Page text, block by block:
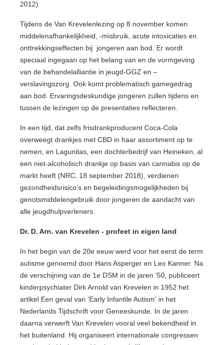
2012)
Tijdens de Van Krevelenlezing op 8 november komen
middelenafhankelijkheid, -misbruik, acute intoxicaties en
onttrekkingseffecten bij jongeren aan bod. Er wordt
speciaal ingegaan op het belang van en de vormgeving
van de behandelalliantie in jeugd-GGZ en –
verslavingszorg. Ook komt problematisch gamegedrag
aan bod. Ervaringsdeskundige jongeren zullen tijdens en
tussen de lezingen op de presentaties reflecteren.
In een tijd, dat zelfs frisdrankproducent Coca-Cola
overweegt drankjes met CBD in haar assortiment op te
nemen, en Lagunitas, een dochterbedrijf van Heineken, al
een niet-alcoholisch drankje op basis van cannabis op de
markt heeft (NRC, 18 september 2018), verdienen
gezondheidsrisico’s en begeleidingsmogelijkheden bij
genotsmiddelengebruik door jongeren de aandacht van
alle jeugdhulpverleners.
Dr. D. Arn. van Krevelen - profeet in eigen land
In het begin van de 20e eeuw werd voor het eerst de term
autisme genoemd door Hans Asperger en Leo Kanner. Na
de verschijning van de 1e DSM in de jaren ’50, publiceert
kinderpsychiater Dirk Arnold van Krevelen in 1952 het
artikel Een geval van 'Early Infantile Autism' in het
Nederlands Tijdschrift voor Geneeskunde. In de jaren
daarna verwerft Van Krevelen vooral veel bekendheid in
het buitenland. Hij organiseert internationale congressen